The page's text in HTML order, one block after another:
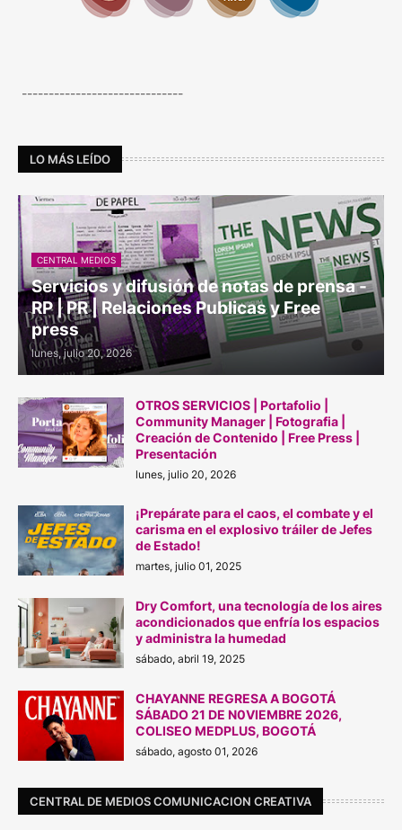
------------------------------
LO MÁS LEÍDO
CENTRAL MEDIOS
Servicios y difusión de notas de prensa -
RP | PR | Relaciones Publicas y Free
press
lunes, julio 20, 2026
OTROS SERVICIOS | Portafolio |
Community Manager | Fotografia |
Creación de Contenido | Free Press |
Presentación
lunes, julio 20, 2026
¡Prepárate para el caos, el combate y el
carisma en el explosivo tráiler de Jefes
de Estado!
martes, julio 01, 2025
Dry Comfort, una tecnología de los aires
acondicionados que enfría los espacios
y administra la humedad
sábado, abril 19, 2025
CHAYANNE REGRESA A BOGOTÁ
SÁBADO 21 DE N0VIEMBRE 2026,
COLISEO MEDPLUS, BOGOTÁ
sábado, agosto 01, 2026
CENTRAL DE MEDIOS COMUNICACION CREATIVA